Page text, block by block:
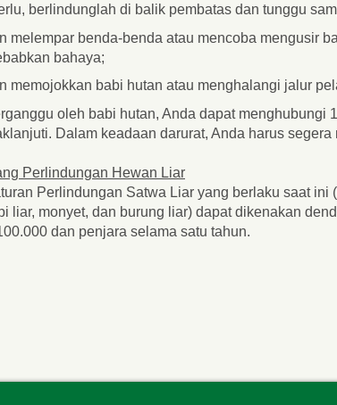
berlindunglah di balik pembatas dan tunggu
melempar benda-benda atau mencoba mengusir
bahaya;
memojokkan babi hutan atau menghalangi jalur
oleh babi hutan, Anda dapat menghubungi
Dalam keadaan darurat, Anda harus
Perlindungan Hewan Liar
Perlindungan Satwa Liar yang berlaku saat
liar, monyet, dan burung liar) dapat dikenakan
dan penjara selama satu tahun.